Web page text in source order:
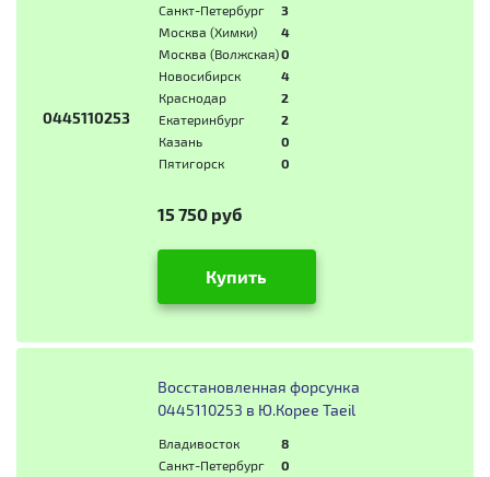
0445110253
Санкт-Петербург
3
Москва (Химки)
4
Москва (Волжская)0
Новосибирск
4
Краснодар
2
Екатеринбург
2
Казань
0
Пятигорск
0
15 750 руб
Купить
Восстановленная форсунка
0445110253 в Ю.Корее Taeil
Владивосток
8
Санкт-Петербург
0